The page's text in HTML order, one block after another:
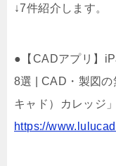
↓7件紹介します。
●【CADアプリ】
8選 | CAD・製図
キャド）カレッジ」
https://